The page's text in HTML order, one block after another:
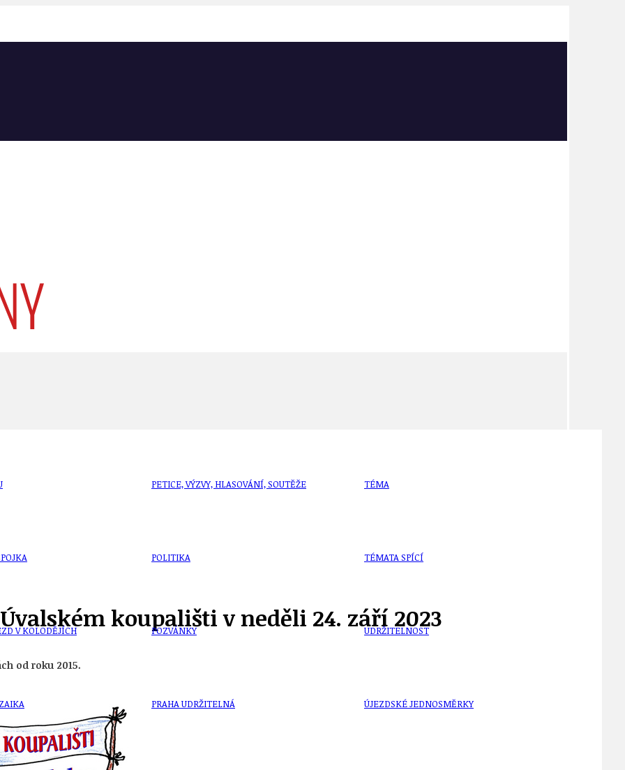
V KOLODĚJÍCH
PETICE, VÝZVY, HLASOVÁNÍ, SOUTĚŽE
POLITIKA
POZVÁNKY
PRAHA UDRŽITELNÁ
TÉMA
TÉMATA SPÍCÍ
UDRŽITELNOST
ÚJEZDSKÉ JEDNOSMĚRKY
koupališti v neděli 24. září 2023
od roku 2015.